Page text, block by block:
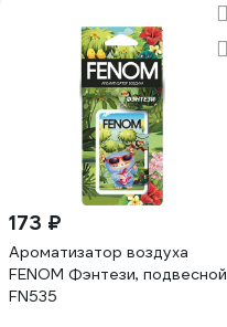
173 ₽
Ароматизатор воздуха
FENOM Фэнтези, подвесной
FN535